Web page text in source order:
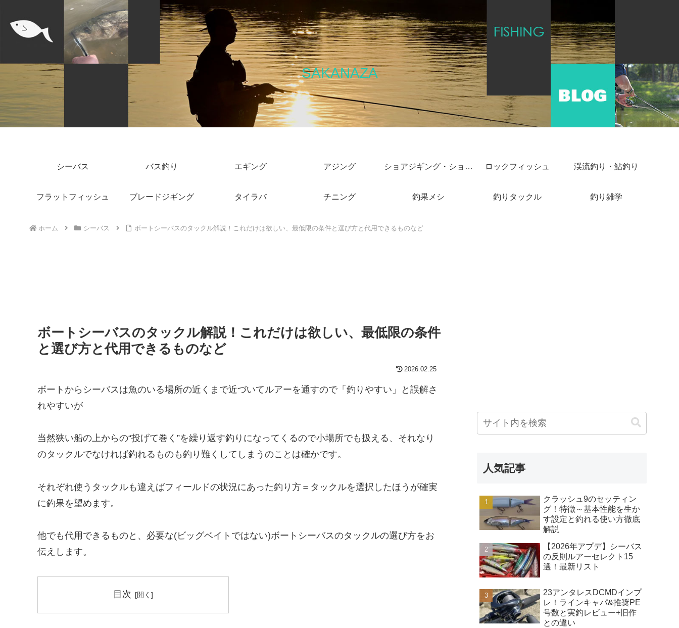
SAKANAZA
シーバス バス釣り エギング アジング ショアジギング・ショアキャスティング ロックフィッシュ 渓流釣り・鮎釣り
フラットフィッシュ ブレードジギング タイラバ チニング 釣果メシ 釣りタックル 釣り雑学
ホーム シーバス ボートシーバスのタックル解説！これだけは欲しい、最低限の条件と選び方と代用できるものなど
ボートシーバスのタックル解説！これだけは欲しい、最低限の条件
と選び方と代用できるものなど
2026.02.25
ボートからシーバスは魚のいる場所の近くまで近づいてルアーを通すので「釣りやすい」と誤解さ
れやすいが
当然狭い船の上からの“投げて巻く”を繰り返す釣りになってくるので小場所でも扱える、それなり
のタックルでなければ釣れるものも釣り難くしてしまうのことは確かです。
それぞれ使うタックルも違えばフィールドの状況にあった釣り方＝タックルを選択したほうが確実
に釣果を望めます。
他でも代用できるものと、必要な(ビッグベイトではない)ボートシーバスのタックルの選び方をお
伝えします。
目次
人気記事
クラッシュ9のセッティン
グ！特徴～基本性能を生か
す設定と釣れる使い方徹底
解説
【2026年アプデ】シーバス
の反則ルアーセレクト15
選！最新リスト
23アンタレスDCMDインプ
レ！ラインキャパ&推奨PE
号数と実釣レビュー+旧作
との違い